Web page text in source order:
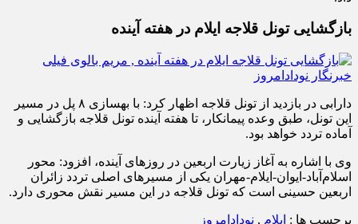
دارابی در بازدید از تونل قلاجه اظهار کرد: با بهسازی ۸ پل در مسیر
این تونل، طبق وعده پیمانکار، تا هفته آینده تونل قلاجه بازگشایی و
وی با اشاره به آغاز زیارت اربعین در روزهای آینده، افزود: محور
اسلام‌آباد-ایوان-ایلام-مهران یکی از مسیرهای اصلی تردد زائران